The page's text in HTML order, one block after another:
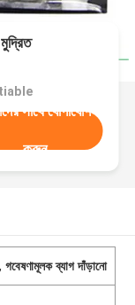
সাথে যোগাযোগ
করুন
,গবেষণামূলক ব্যাগ দাঁড়ানো